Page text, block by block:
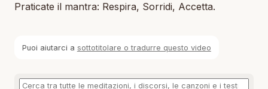
Praticate il mantra: Respira, Sorridi, Accetta.
Puoi aiutarci a sottotitolare o tradurre questo video